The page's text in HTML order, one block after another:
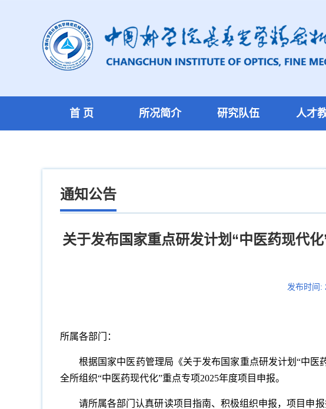
首 页 所况简介 研究队伍 人才
通知公告
关于发布国家重点研发计划“中医药现代
发布时间:
所属各部门：
根据国家中医药管理局《关于发布国家重点研发计划“中
全所组织“中医药现代化”重点专项2025年度项目申报。
请所属各部门认真研读项目指南、积极组织申报，项目申